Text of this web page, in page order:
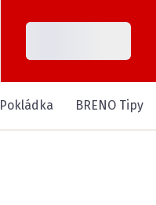
Pokládka BRENO Tipy